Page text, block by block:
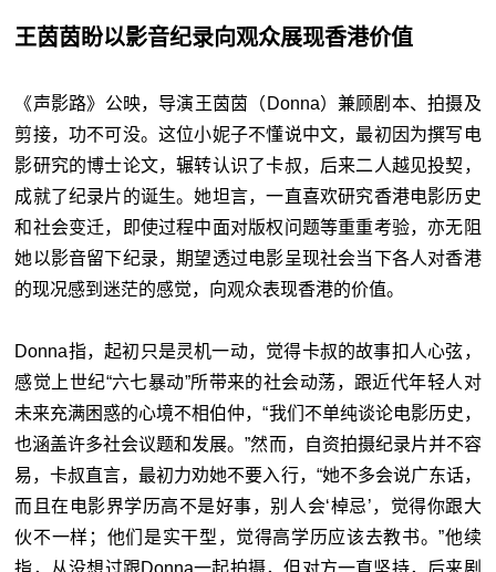
王茵茵盼以影音纪录向观众展现香港价值
《声影路》公映，导演王茵茵（Donna）兼顾剧本、拍摄及
剪接，功不可没。这位小妮子不懂说中文，最初因为撰写电
影研究的博士论文，辗转认识了卡叔，后来二人越见投契，
成就了纪录片的诞生。她坦言，一直喜欢研究香港电影历史
和社会变迁，即使过程中面对版权问题等重重考验，亦无阻
她以影音留下纪录，期望透过电影呈现社会当下各人对香港
的现况感到迷茫的感觉，向观众表现香港的价值。
Donna指，起初只是灵机一动，觉得卡叔的故事扣人心弦，
感觉上世纪“六七暴动”所带来的社会动荡，跟近代年轻人对
未来充满困惑的心境不相伯仲，“我们不单纯谈论电影历史，
也涵盖许多社会议题和发展。”然而，自资拍摄纪录片并不容
易，卡叔直言，最初力劝她不要入行，“她不多会说广东话，
而且在电影界学历高不是好事，别人会‘棹忌’，觉得你跟大
伙不一样；他们是实干型，觉得高学历应该去教书。”他续